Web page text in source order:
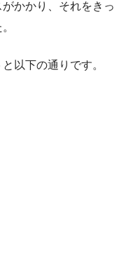
かかり、それをきっ
以下の通りです。